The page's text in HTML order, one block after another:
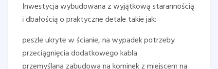
Inwestycja wybudowana z wyjątkową starannością
i dbałością o praktyczne detale takie jak:
peszle ukryte w ścianie, na wypadek potrzeby
przeciągnięcia dodatkowego kabla